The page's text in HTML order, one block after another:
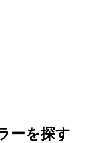
ーを探す